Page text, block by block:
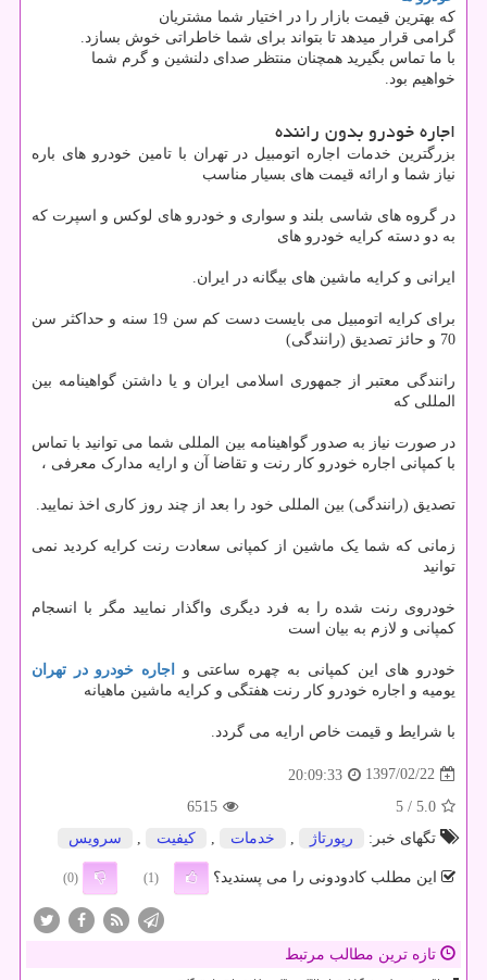
که بهترین قیمت بازار را در اختیار شما مشتریان
گرامی قرار میدهد تا بتواند برای شما خاطراتی خوش بسازد.
با ما تماس بگیرید همچنان منتظر صدای دلنشین و گرم شما
خواهیم بود.
اجاره خودرو بدون راننده
بزرگترین خدمات اجاره اتومبیل در تهران با تامین خودرو های باره
نیاز شما و ارائه قیمت های بسیار مناسب
در گروه های شاسی بلند و سواری و خودرو های لوکس و اسپرت که
به دو دسته کرایه خودرو های
ایرانی و کرایه ماشین های بیگانه در ایران.
برای کرایه اتومبیل می بایست دست کم سن 19 سنه و حداکثر سن
70 و حائز تصدیق (رانندگی)
رانندگی معتبر از جمهوری اسلامی ایران و یا داشتن گواهینامه بین
المللی که
در صورت نیاز به صدور گواهینامه بین المللی شما می توانید با تماس
با کمپانی اجاره خودرو کار رنت و تقاضا آن و ارایه مدارک معرفی ،
تصدیق (رانندگی) بین المللی خود را بعد از چند روز کاری اخذ نمایید.
زمانی که شما یک ماشین از کمپانی سعادت رنت کرایه کردید نمی
توانید
خودروی رنت شده را به فرد دیگری واگذار نمایید مگر با انسجام
کمپانی و لازم به بیان است
خودرو های این کمپانی به چهره ساعتی و
اجاره خودرو در تهران
یومیه و اجاره خودرو کار رنت هفتگی و کرایه ماشین ماهیانه
با شرایط و قیمت خاص ارایه می گردد.
1397/02/22
20:09:33
5.0
/ 5
6515
تگهای خبر:
رپورتاژ خدمات كیفیت سرویس
این مطلب کادودونی را می پسندید؟ (1)
(0)
تازه ترین مطالب مرتبط